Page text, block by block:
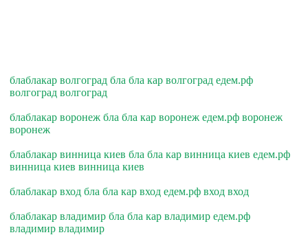
блаблакар волгоград бла бла кар волгоград едем.рф
волгоград волгоград
блаблакар воронеж бла бла кар воронеж едем.рф воронеж
воронеж
блаблакар винница киев бла бла кар винница киев едем.рф
винница киев винница киев
блаблакар вход бла бла кар вход едем.рф вход вход
блаблакар владимир бла бла кар владимир едем.рф
владимир владимир